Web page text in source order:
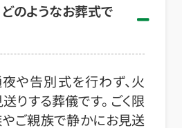
のようなお葬式で
や告別式を行わず、火
りする葬儀です。 ごく限
ご親族で静かにお見送